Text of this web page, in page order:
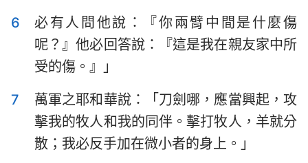
哈巴谷書 西番雅書
哈該書 撒迦利亞書
瑪拉基書
6
必有人問他說：『你兩臂中間是什麼傷
呢？』他必回答說：『這是我在親友家中所
受的傷。』」
7
萬軍之耶和華說：「刀劍哪，應當興起，攻
擊我的牧人和我的同伴。擊打牧人，羊就分
散；我必反手加在微小者的身上。」